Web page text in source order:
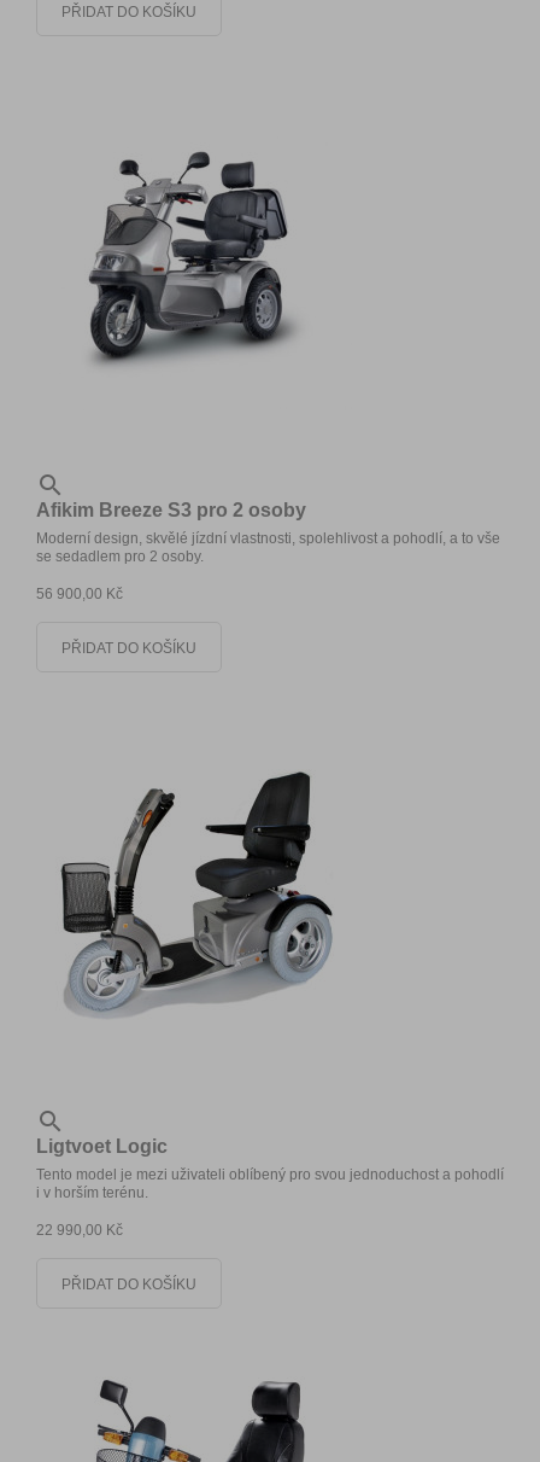
PŘIDAT DO KOŠÍKU

Afikim Breeze S3 pro 2 osoby
Moderní design, skvělé jízdní vlastnosti, spolehlivost a pohodlí, a to vše
se sedadlem pro 2 osoby.
56 900,00 Kč
PŘIDAT DO KOŠÍKU

Ligtvoet Logic
Tento model je mezi uživateli oblíbený pro svou jednoduchost a pohodlí
i v horším terénu.
22 990,00 Kč
PŘIDAT DO KOŠÍKU